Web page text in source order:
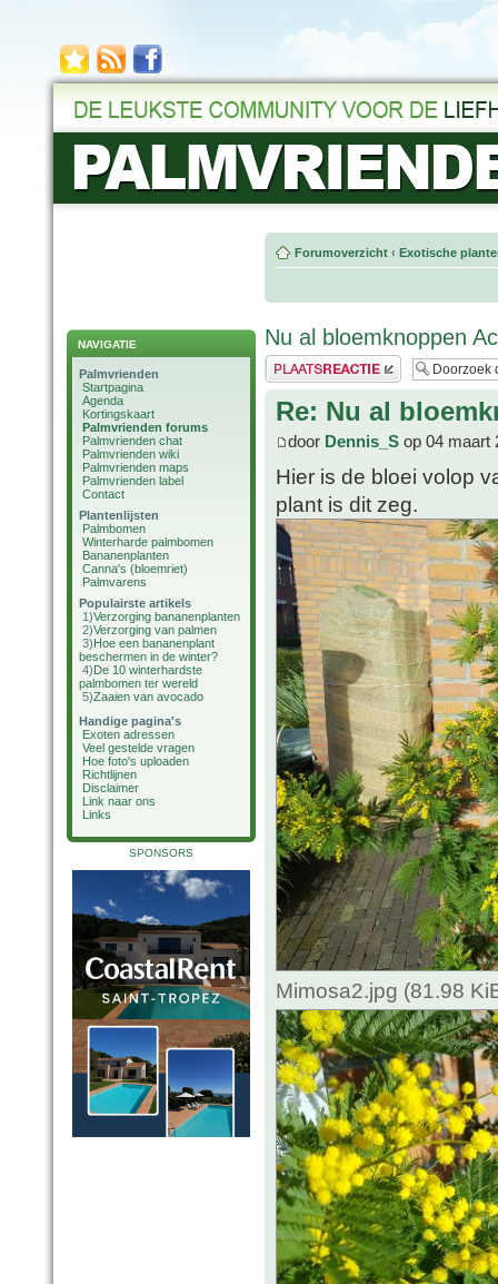
NAVIGATIE
Palmvrienden
Startpagina
Agenda
Kortingskaart
Palmvrienden forums
Palmvrienden chat
Palmvrienden wiki
Palmvrienden maps
Palmvrienden label
Contact
Plantenlijsten
Palmbomen
Winterharde palmbomen
Bananenplanten
Canna's (bloemriet)
Palmvarens
Populairste artikels
1)Verzorging bananenplanten
2)Verzorging van palmen
3)Hoe een bananenplant
beschermen in de winter?
4)De 10 winterhardste
palmbomen ter wereld
5)Zaaien van avocado
Handige pagina's
Exoten adressen
Veel gestelde vragen
Hoe foto's uploaden
Richtlijnen
Disclaimer
Link naar ons
Links
SPONSORS
Forumoverzicht ‹ Exotische
Nu al bloemknoppen
Plaats een reactie
Re: Nu al
door Dennis_S op 04 maart
Hier is de bloei volop
plant is dit zeg.
Mimosa2.jpg (81.98